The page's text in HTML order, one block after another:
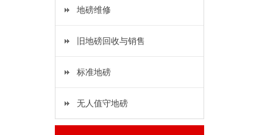
地磅维修
旧地磅回收与销售
标准地磅
无人值守地磅